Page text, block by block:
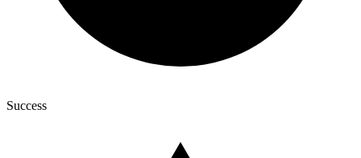
Success